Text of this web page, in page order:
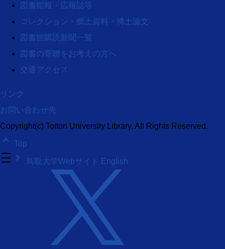
図書館報・広報誌等
コレクション・郷土資料・博士論文
図書館購読新聞一覧
図書の寄贈をお考えの方へ
交通アクセス
リンク
お問い合わせ先
Copyright(c) Tottori University Library, All Rights Reserved.
keyboard_arrow_up Top
density_medium keyboard_arrow_right 鳥取大学Webサイト English